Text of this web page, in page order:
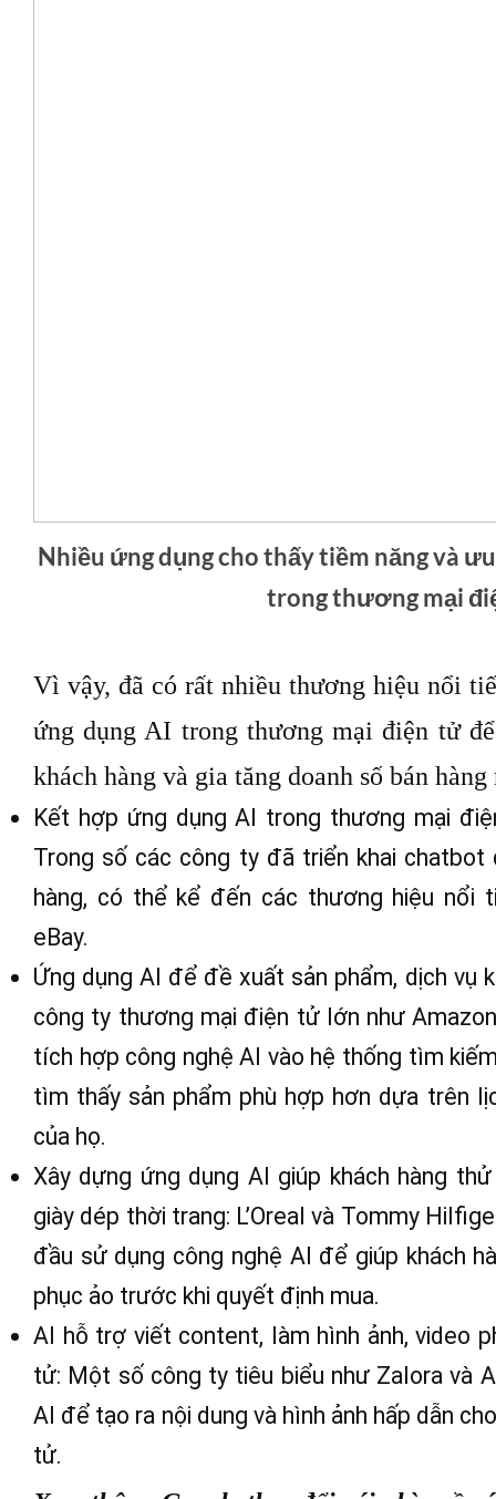
Nhiều ứng dụng cho thấy tiềm năng và
trong thương mại
Vì vậy, đã có rất nhiều thương hiệu nổi
ứng dụng AI trong thương mại điện tử
khách hàng và gia tăng doanh số bán hàng
Kết hợp ứng dụng AI trong thương mại
Trong số các công ty đã triển khai
hàng, có thể kể đến các thương hiệu nổi
eBay.
Ứng dụng AI để đề xuất sản phẩm, dịch vụ
công ty thương mại điện tử lớn như
tích hợp công nghệ AI vào hệ thống tìm
tìm thấy sản phẩm phù hợp hơn dựa trên
của họ.
Xây dựng ứng dụng AI giúp khách hàng
giày dép thời trang: L’Oreal và Tommy
đầu sử dụng công nghệ AI để giúp khách
phục ảo trước khi quyết định mua.
AI hỗ trợ viết content, làm hình ảnh, video
tử: Một số công ty tiêu biểu như Zalora và
AI để tạo ra nội dung và hình ảnh hấp dẫn
tử.